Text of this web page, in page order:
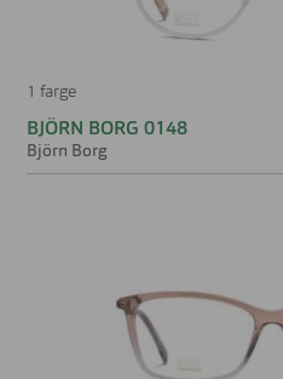
1 farge
BJÖRN BORG 0148
Björn Borg